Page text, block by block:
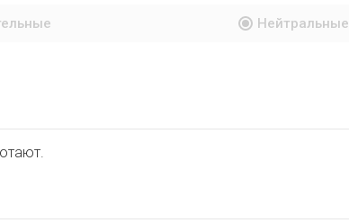
Нейтральные